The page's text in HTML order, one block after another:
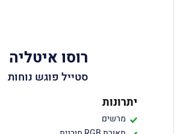
רוסו איטליה
סטייל פוגש נוחות
יתרונות
מרשים